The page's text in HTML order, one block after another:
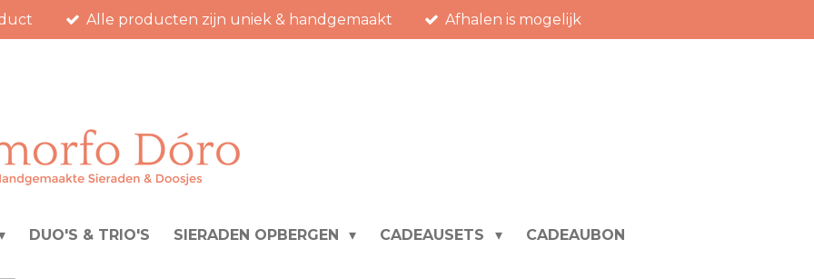
Alle producten zijn uniek & handgemaakt Afhalen is mogelijk
DUO'S & TRIO'S SIERADEN OPBERGEN CADEAUSETS CADEAUBON